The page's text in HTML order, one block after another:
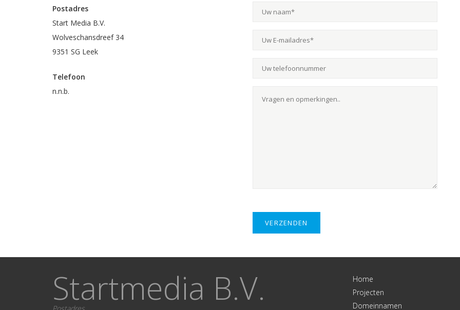
Postadres
Start Media B.V.
Wolveschansdreef 34
9351 SG Leek
Telefoon
n.n.b.
Startmedia B.V.
Home
Projecten
Domeinnamen